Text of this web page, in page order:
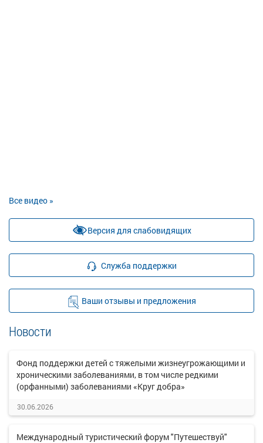
Все видео »
Версия для слабовидящих
Служба поддержки
Ваши отзывы и предложения
Новости
Фонд поддержки детей с тяжелыми жизнеугрожающими и
хроническими заболеваниями, в том числе редкими
(орфанными) заболеваниями «Круг добра»
30.06.2026
Международный туристический форум "Путешествуй"